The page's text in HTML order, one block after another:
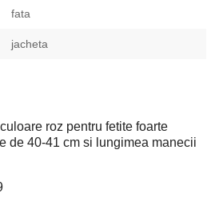
fata
jacheta
roz pentru fetite foarte
de 40-41 cm si lungimea manecii